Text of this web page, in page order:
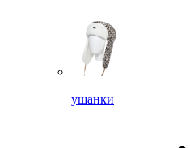
ушанки